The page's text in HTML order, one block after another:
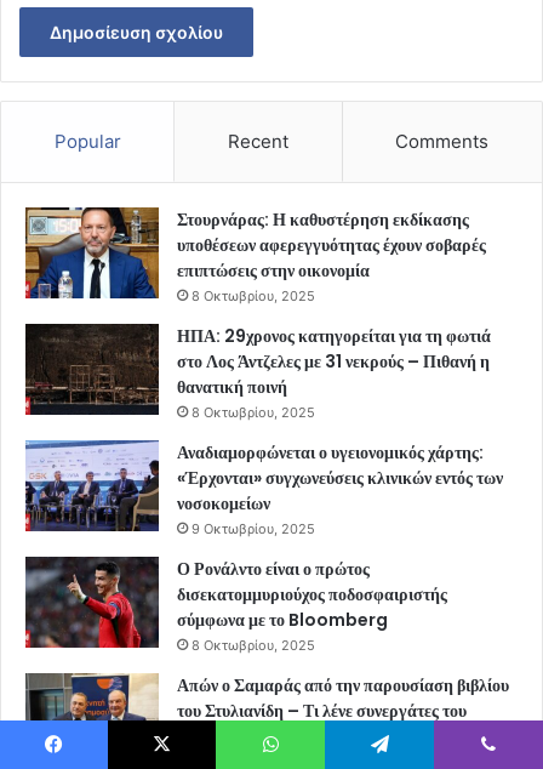
Popular Recent Comments
Στουρνάρας: Η καθυστέρηση εκδίκασης
υποθέσεων αφερεγγυότητας έχουν σοβαρές
επιπτώσεις στην οικονομία
8 Οκτωβρίου, 2025
ΗΠΑ: 29χρονος κατηγορείται για τη φωτιά
στο Λος Άντζελες με 31 νεκρούς – Πιθανή η
θανατική ποινή
8 Οκτωβρίου, 2025
Αναδιαμορφώνεται ο υγειονομικός χάρτης:
«Έρχονται» συγχωνεύσεις κλινικών εντός των
νοσοκομείων
9 Οκτωβρίου, 2025
Ο Ρονάλντο είναι ο πρώτος
δισεκατομμυριούχος ποδοσφαιριστής
σύμφωνα με το Bloomberg
8 Οκτωβρίου, 2025
Απών ο Σαμαράς από την παρουσίαση βιβλίου
του Στυλιανίδη – Τι λένε συνεργάτες του
8 Οκτωβρίου, 2025